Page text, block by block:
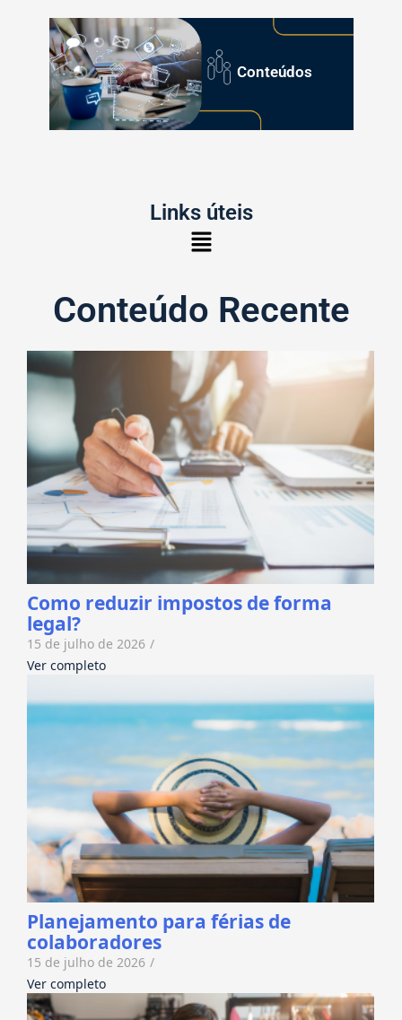
Conteúdos
Links úteis
Conteúdo Recente
Como reduzir impostos de forma
legal?
15 de julho de 2026 /
Ver completo
Planejamento para férias de
colaboradores
15 de julho de 2026 /
Ver completo